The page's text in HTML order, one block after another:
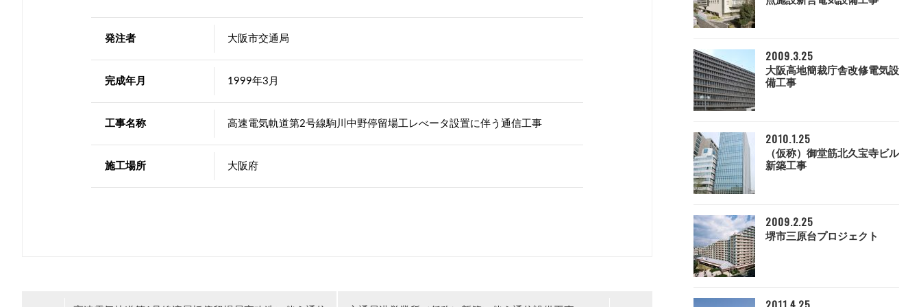
発注者 大阪市交通局
完成年月 1999年3月
工事名称 高速電気軌道第2号線駒川中野停留場工レべータ設置に伴う通信工事
施工場所 大阪府
2009.3.25
大阪高地簡裁庁舎改修電気設
備工事
2010.1.25
（仮称）御堂筋北久宝寺ビル
新築工事
2009.2.25
堺市三原台プロジェクト
2011.4.25